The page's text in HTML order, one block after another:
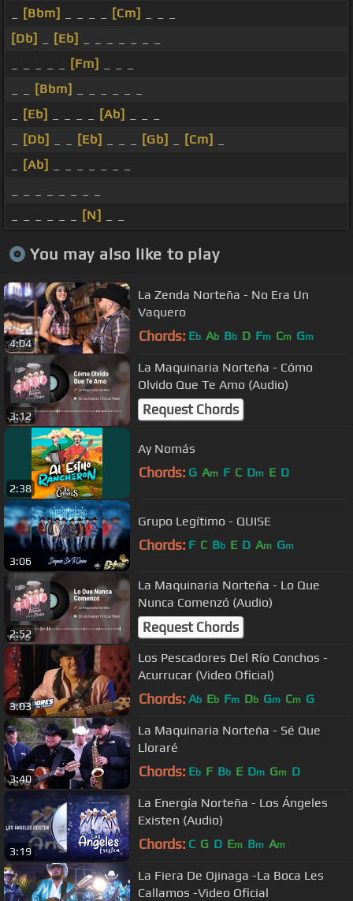
[Bbm] [Cm]
[Db]
[Eb]
[Fm]
[Bbm]
[Eb] [Ab]
[Db] [Eb] [Gb] [Cm]
[Ab]
[N]
You may also like to play
4:04
La Zenda Norteña - No Era Un
Vaquero
Chords: Eb Ab Bb D Fm Cm Gm
3:12
La Maquinaria Norteña - Cómo
Olvido Que Te Amo (Audio)
Request Chords
2:38
Ay Nomás
Chords: G Am F C Dm E D
3:06
Grupo Legítimo - QUISE
Chords: F C Bb E D Am Gm
2:52
La Maquinaria Norteña - Lo Que
Nunca Comenzó (Audio)
Request Chords
3:03
Los Pescadores Del Río Conchos -
Acurrucar (Video Oficial)
Chords: Ab Eb Fm Db Gm Cm G
3:40
La Maquinaria Norteña - Sé Que
Lloraré
Chords: Eb F Bb E Dm Gm D
3:19
La Energía Norteña - Los Ángeles
Existen (Audio)
Chords: C G D Em Bm Am
La Fiera De Ojinaga -La Boca Les
Callamos -Video Oficial